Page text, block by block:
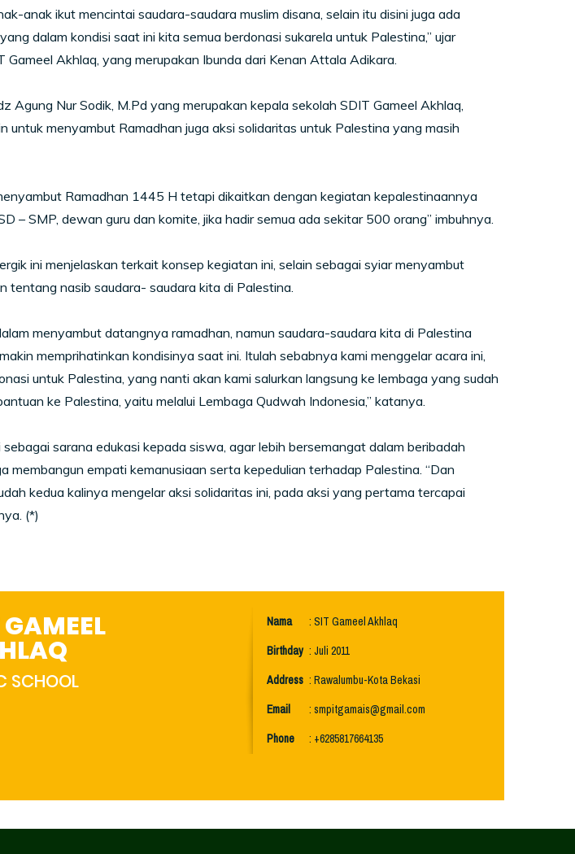
anak ikut mencintai saudara-saudara muslim disana, selain itu disini juga ada
dalam kondisi saat ini kita semua berdonasi sukarela untuk Palestina,” ujar
Gameel Akhlaq, yang merupakan Ibunda dari Kenan Attala Adikara.
Agung Nur Sodik, M.Pd yang merupakan kepala sekolah SDIT Gameel Akhlaq,
untuk menyambut Ramadhan juga aksi solidaritas untuk Palestina yang masih
Ramadhan 1445 H tetapi dikaitkan dengan kegiatan kepalestinaannya
– SMP, dewan guru dan komite, jika hadir semua ada sekitar 500 orang” imbuhnya.
ini menjelaskan terkait konsep kegiatan ini, selain sebagai syiar menyambut
tentang nasib saudara- saudara kita di Palestina.
menyambut datangnya ramadhan, namun saudara-saudara kita di Palestina
memprihatinkan kondisinya saat ini. Itulah sebabnya kami menggelar acara ini,
untuk Palestina, yang nanti akan kami salurkan langsung ke lembaga yang sudah
ke Palestina, yaitu melalui Lembaga Qudwah Indonesia,” katanya.
sarana edukasi kepada siswa, agar lebih bersemangat dalam beribadah
membangun empati kemanusiaan serta kepedulian terhadap Palestina. “Dan
kedua kalinya mengelar aksi solidaritas ini, pada aksi yang pertama tercapai
(*)
SCHOOL
Nama
: SIT Gameel Akhlaq
Birthday : Juli 2011
Address : Rawalumbu-Kota Bekasi
Email
:smpitgamais@gmail.com
Phone
: +6285817664135